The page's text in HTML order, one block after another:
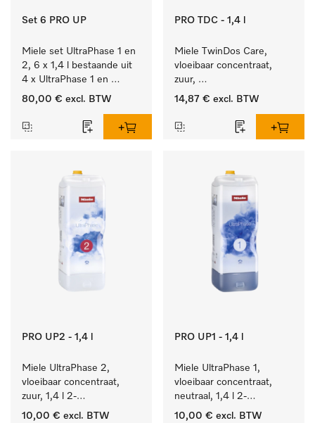
Set 6 PRO UP
Miele set UltraPhase 1 en
2, 6 x 1,4 l bestaande uit
4 x UltraPhase 1 en
2 x UltraPhase 2.
80,00 € excl. BTW
PRO TDC - 1,4 l
Miele TwinDos Care,
vloeibaar concentraat,
zuur,
1,4 l Reinigingsmiddel
doseersysteem.
14,87 € excl. BTW
PRO UP2 - 1,4 l
Miele UltraPhase 2,
vloeibaar concentraat,
zuur, 1,4 l 2-
componentenwasmiddel
10,00 € excl. BTW
PRO UP1 - 1,4 l
Miele UltraPhase 1,
vloeibaar concentraat,
neutraal, 1,4 l 2-
componentenwasmiddel
10,00 € excl. BTW